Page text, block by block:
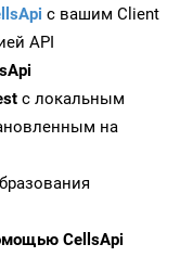
с вашим Client
API
с локальным
на
CellsApi